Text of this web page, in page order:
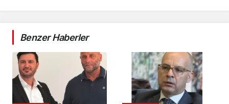
Benzer Haberler